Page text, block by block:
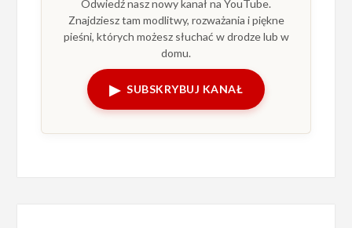
Odwiedź nasz nowy kanał na YouTube.
Znajdziesz tam modlitwy, rozważania i piękne
pieśni, których możesz słuchać w drodze lub w
domu.
▶ SUBSKRYBUJ KANAŁ